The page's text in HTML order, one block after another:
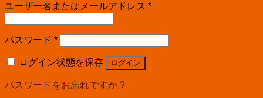
ユーザー名またはメールアドレス *
パスワード *
ログイン状態を保存 ログイン
パスワードをお忘れですか ?